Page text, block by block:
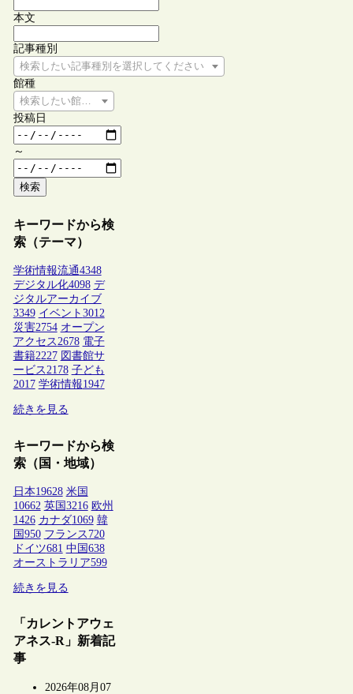
本文
記事種別
検索したい記事種別を選択してください
館種
検索したい館種を選択してください
投稿日
～
検索
キーワードから検
索（テーマ）
学術情報流通4348
デジタル化4098 デ
ジタルアーカイブ
3349 イベント 3012
災害2754 オープン
アクセス2678 電子
書籍2227 図書館サ
ービス2178 子ども
2017 学術情報1947
続きを見る
キーワードから検
索（国・地域）
日本19628 米国
10662 英国 3216 欧州
1426 カナダ1069 韓
国 950 フランス 720
ドイツ681 中国 638
オーストラリア599
続きを見る
「カレントアウェ
アネス-R」新着記
事
2026年08月07